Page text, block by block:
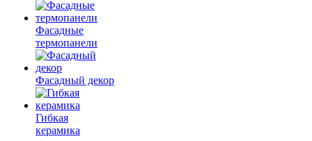
Фасадные
термопанели
Фасадный декор
Гибкая
керамика